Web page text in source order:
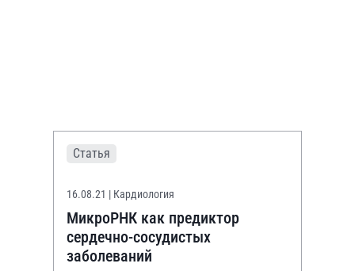
Статья
16.08.21 | Кардиология
МикроРНК как предиктор
сердечно-сосудистых
заболеваний